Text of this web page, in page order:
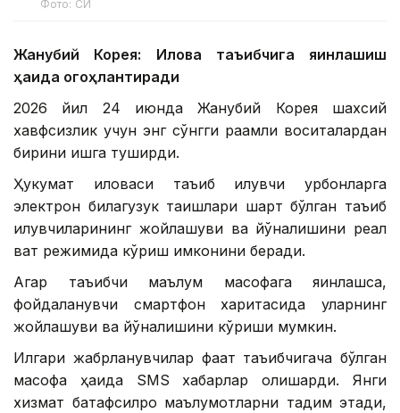
Фото: СИ
Жанубий Корея: Илова таъқибчига яқинлашиш
ҳақида огоҳлантиради
2026 йил 24 июнда Жанубий Корея шахсий
хавфсизлик учун энг сўнгги рақамли воситалардан
бирини ишга туширди.
Ҳукумат иловаси таъқиб қилувчи қурбонларга
электрон билагузук тақишлари шарт бўлган таъқиб
қилувчиларининг жойлашуви ва йўналишини реал
вақт режимида кўриш имконини беради.
Агар таъқибчи маълум масофага яқинлашса,
фойдаланувчи смартфон харитасида уларнинг
жойлашуви ва йўналишини кўриши мумкин.
Илгари жабрланувчилар фақат таъқибчигача бўлган
масофа ҳақида SМS хабарлар олишарди. Янги
хизмат батафсилроқ маълумотларни тақдим этади,